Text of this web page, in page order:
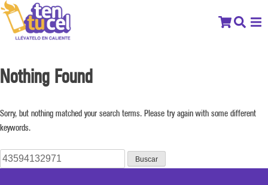
Nothing Found
Sorry, but nothing matched your search terms. Please try again with some different
keywords.
Buscar: